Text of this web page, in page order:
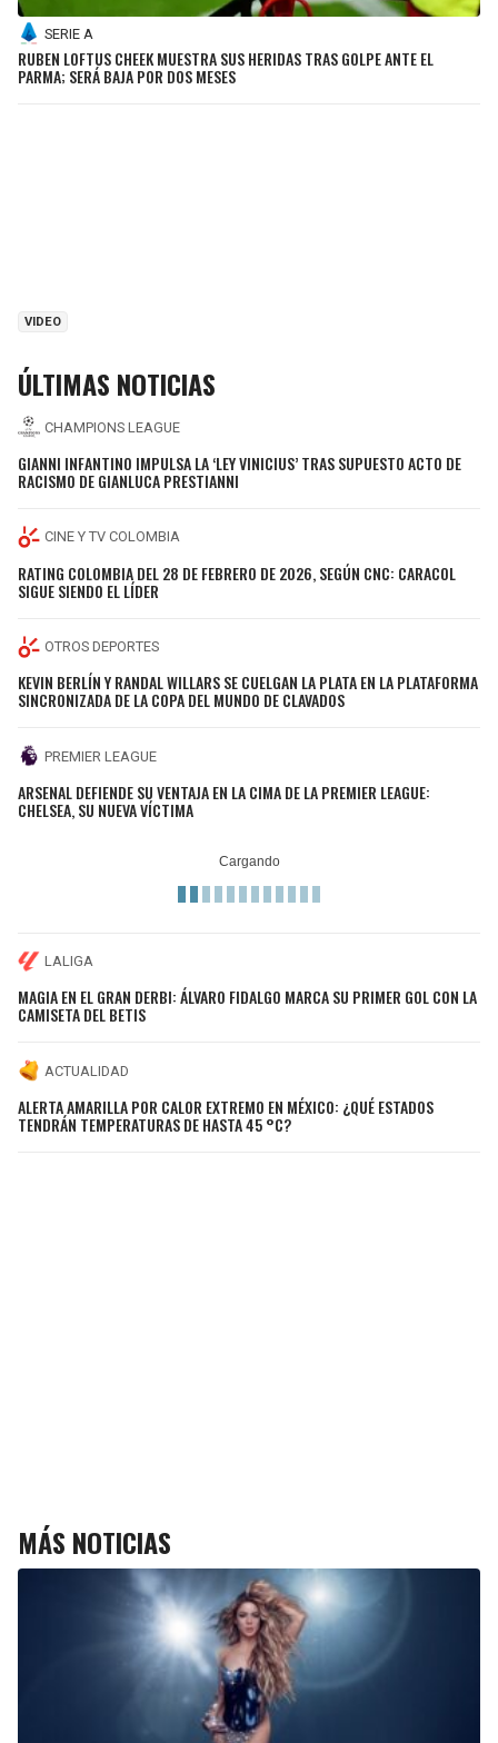
SERIE A
RUBEN LOFTUS CHEEK MUESTRA SUS HERIDAS TRAS GOLPE ANTE EL
PARMA; SERÁ BAJA POR DOS MESES
VIDEO
ÚLTIMAS NOTICIAS
CHAMPIONS LEAGUE
GIANNI INFANTINO IMPULSA LA ‘LEY VINICIUS’ TRAS SUPUESTO ACTO DE
RACISMO DE GIANLUCA PRESTIANNI
CINE Y TV COLOMBIA
RATING COLOMBIA DEL 28 DE FEBRERO DE 2026, SEGÚN CNC: CARACOL
SIGUE SIENDO EL LÍDER
OTROS DEPORTES
KEVIN BERLÍN Y RANDAL WILLARS SE CUELGAN LA PLATA EN LA PLATAFORMA
SINCRONIZADA DE LA COPA DEL MUNDO DE CLAVADOS
PREMIER LEAGUE
ARSENAL DEFIENDE SU VENTAJA EN LA CIMA DE LA PREMIER LEAGUE:
CHELSEA, SU NUEVA VÍCTIMA
LALIGA
MAGIA EN EL GRAN DERBI: ÁLVARO FIDALGO MARCA SU PRIMER GOL CON LA
CAMISETA DEL BETIS
ACTUALIDAD
ALERTA AMARILLA POR CALOR EXTREMO EN MÉXICO: ¿QUÉ ESTADOS
TENDRÁN TEMPERATURAS DE HASTA 45 °C?
MÁS NOTICIAS